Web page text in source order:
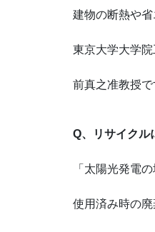
建物の断熱や
東京大学大学
前真之准教授で
Q、リサイクル
「太陽光発電の
使用済み時の